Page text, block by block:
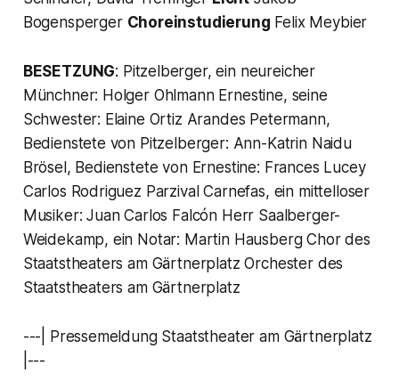
Bogensperger Choreinstudierung Felix Meybier
BESETZUNG: Pitzelberger, ein neureicher
Münchner: Holger Ohlmann Ernestine, seine
Schwester: Elaine Ortiz Arandes Petermann,
Bedienstete von Pitzelberger: Ann-Katrin Naidu
Brösel, Bedienstete von Ernestine: Frances Lucey
Carlos Rodriguez Parzival Carnefas, ein mittelloser
Musiker: Juan Carlos Falcón Herr Saalberger-
Weidekamp, ein Notar: Martin Hausberg Chor des
Staatstheaters am Gärtnerplatz Orchester des
Staatstheaters am Gärtnerplatz
---| Pressemeldung Staatstheater am Gärtnerplatz
|---